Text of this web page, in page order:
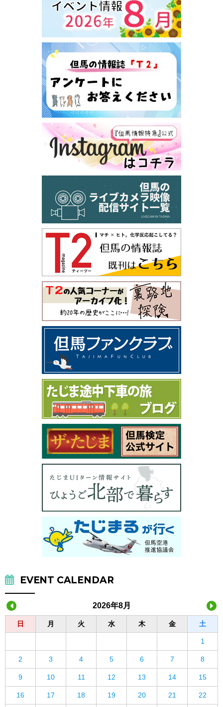
EVENT CALENDAR
2026年8月
日 月 火 水 木 金 土
1
2 3 4 5 6 7 8
9 10 11 12 13 14 15
16 17 18 19 20 21 22